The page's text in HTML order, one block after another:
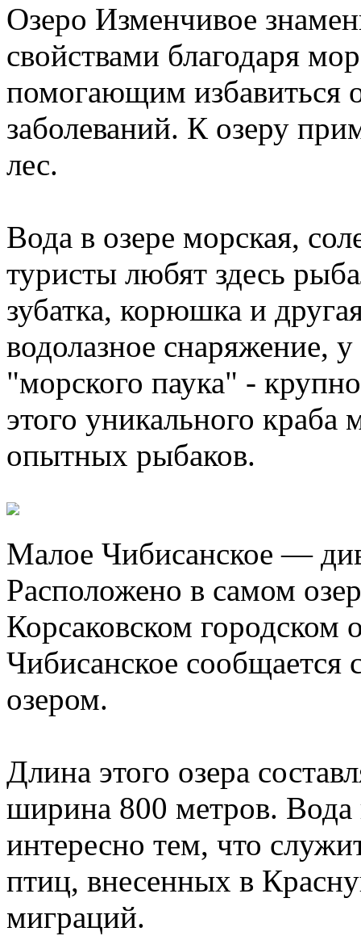
Озеро Изменчивое
свойствами благодаря
помогающим избавиться
заболеваний. К озеру
лес.
Вода в озере морская,
туристы любят здесь
зубатка, корюшка и
водолазное снаряжение,
"морского паука" -
этого уникального
опытных рыбаков.
Малое Чибисанское —
Расположено в самом
Корсаковском городском
Чибисанское
озером.
Длина этого озера
ширина 800 метров. Вода
интересно тем, что
птиц, внесенных в
миграций.